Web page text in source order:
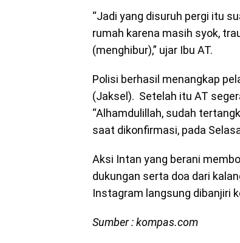
“Jadi yang disuruh pergi itu
rumah karena masih syok,
(menghibur),” ujar Ibu AT.
Polisi berhasil menangkap
(Jaksel). Setelah itu AT
“Alhamdulillah, sudah
saat dikonfirmasi, pada
Aksi Intan yang berani
dukungan serta doa dari
Instagram langsung dibanjiri
Sumber : kompas.com